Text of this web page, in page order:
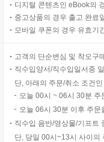
디지털 콘텐츠인 eBook의
중고상품의 경우 출고 완료
모바일 쿠폰의 경우 유효기
고객의 단순변심 및 착오구
직수입양서/직수입일서중
단, 아래의 주문/취소 조건
오늘 00시 ~ 06시 30분
오늘 06시 30분 이후 주
직수입 음반/영상물/기프트
단, 당일 00시~13시 사이의